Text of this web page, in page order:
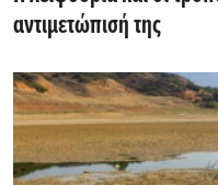
αντιμετώπισή της